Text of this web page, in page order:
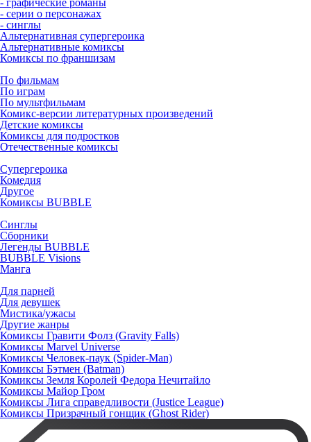
- графические романы
- серии о персонажах
- синглы
Альтернативная супергероика
Альтернативные комиксы
Комиксы по франшизам
По фильмам
По играм
По мультфильмам
Комикс-версии литературных произведений
Детские комиксы
Комиксы для подростков
Отечественные комиксы
Супергероика
Комедия
Другое
Комиксы BUBBLE
Синглы
Сборники
Легенды BUBBLE
BUBBLE Visions
Манга
Для парней
Для девушек
Мистика/ужасы
Другие жанры
Комиксы Гравити Фолз (Gravity Falls)
Комиксы Marvel Universe
Комиксы Человек-паук (Spider-Man)
Комиксы Бэтмен (Batman)
Комиксы Земля Королей Федора Нечитайло
Комиксы Майор Гром
Комиксы Лига справедливости (Justice League)
Комиксы Призрачный гонщик (Ghost Rider)